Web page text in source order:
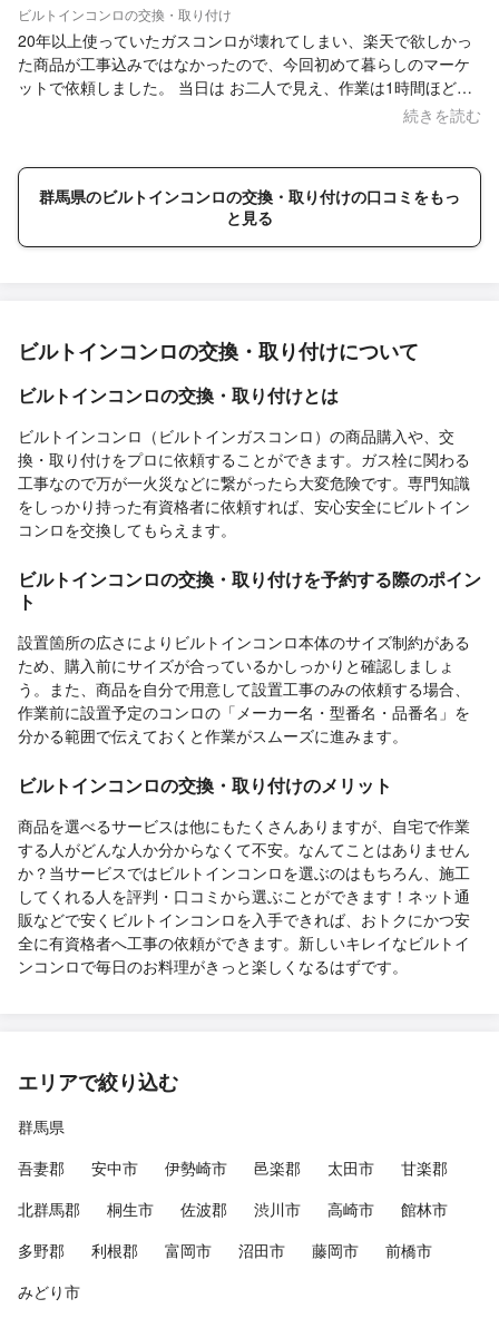
ビルトインコンロの交換・取り付け
20年以上使っていたガスコンロが壊れてしまい、楽天で欲しかっ
た商品が工事込みではなかったので、今回初めて暮らしのマーケ
ットで依頼しました。 当日は お二人で見え、作業は1時間ほどで
済みました。事前に部品の確認や交換にかかる費用等を教えてい
要になったコンロ、新品が入っていた梱包材もまとめて処分して
いただき、大変助かりました。 友人が困っているようであれば、
お勧めします。 私自身もまた何かあれば、よろしくお願いしま
す。 ありがとうございました！
続きを読む
群馬県のビルトインコンロの交換・取り付けの口コミをもっ
と見る
ビルトインコンロの交換・取り付けについて
ビルトインコンロの交換・取り付けとは
ビルトインコンロ（ビルトインガスコンロ）の商品購入や、交
換・取り付けをプロに依頼することができます。ガス栓に関わる
工事なので万が一火災などに繋がったら大変危険です。専門知識
をしっかり持った有資格者に依頼すれば、安心安全にビルトイン
コンロを交換してもらえます。
ビルトインコンロの交換・取り付けを予約する際のポイン
ト
設置箇所の広さによりビルトインコンロ本体のサイズ制約がある
ため、購入前にサイズが合っているかしっかりと確認しましょ
う。また、商品を自分で用意して設置工事のみの依頼する場合、
作業前に設置予定のコンロの「メーカー名・型番名・品番名」を
分かる範囲で伝えておくと作業がスムーズに進みます。
ビルトインコンロの交換・取り付けのメリット
商品を選べるサービスは他にもたくさんありますが、自宅で作業
する人がどんな人か分からなくて不安。なんてことはありません
か？当サービスではビルトインコンロを選ぶのはもちろん、施工
してくれる人を評判・口コミから選ぶことができます！ネット通
販などで安くビルトインコンロを入手できれば、おトクにかつ安
全に有資格者へ工事の依頼ができます。新しいキレイなビルトイ
ンコンロで毎日のお料理がきっと楽しくなるはずです。
エリアで絞り込む
群馬県
吾妻郡
安中市 伊勢崎市 邑楽郡 太田市
甘楽郡
北群馬郡
桐生市 佐波郡 渋川市 高崎市
館林市
多野郡
利根郡 富岡市 沼田市 藤岡市
前橋市
みどり市